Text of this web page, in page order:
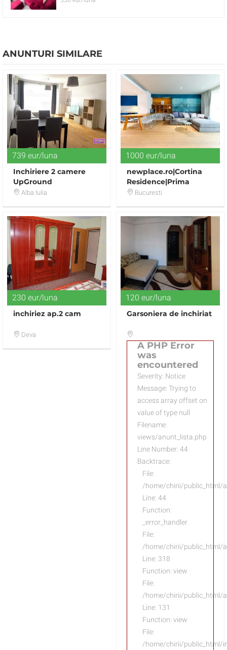
ANUNTURI SIMILARE
739 eur/luna
Inchiriere 2 camere
UpGround
Alba Iulia
1000 eur/luna
newplace.ro|Cortina
Residence|Prima
inchiriere|Apartament
Bucuresti
230 eur/luna
inchiriez ap.2 cam
Deva
120 eur/luna
Garsoniera de inchiriat
A PHP Error
was
encountered
Severity: Notice
Message: Trying to
access array offset on
value of type null
Filename:
views/anunt_lista.php
Line Number: 44
Backtrace:
File:
/home/chirii/public_html/
Line: 44
Function:
_error_handler
File:
/home/chirii/public_html/
Line: 318
Function: view
File:
/home/chirii/public_html/
Line: 131
Function: view
File:
/home/chirii/public_html/